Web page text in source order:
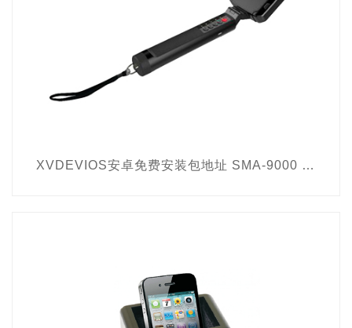
XVDEVIOS安卓免费安装包地址 SMA-9000 非线性节点探测器